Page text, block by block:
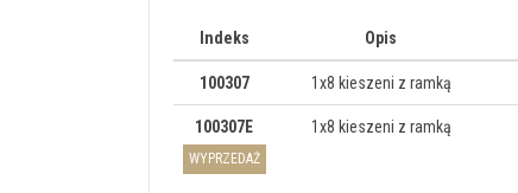
Indeks Opis
100307 1x8 kieszeni z ramką
100307E
WYPRZEDAŻ
1x8 kieszeni z ramką